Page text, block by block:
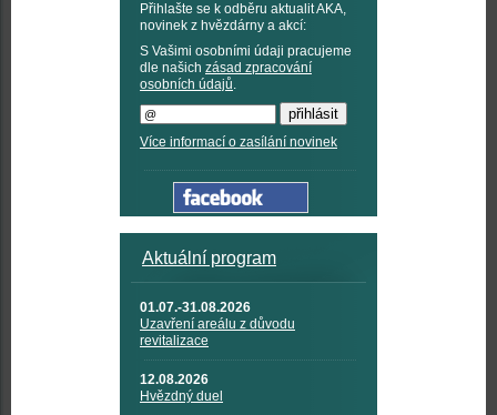
Přihlašte se k odběru aktualit AKA,
novinek z hvězdárny a akcí:
S Vašimi osobními údaji pracujeme
dle našich zásad zpracování
osobních údajů.
Více informací o zasílání novinek
Aktuální program
01.07.-31.08.2026
Uzavření areálu z důvodu
revitalizace
12.08.2026
Hvězdný duel